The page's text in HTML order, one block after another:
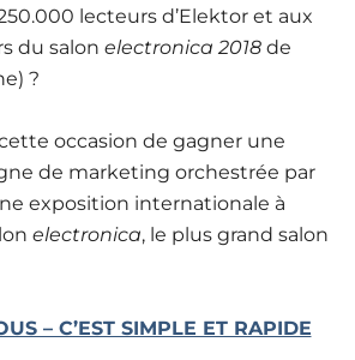
lecteurs d’Elektor et aux
du salon electronica 2018 de
?
occasion de gagner une
de marketing orchestrée par
exposition internationale à
electronica, le plus grand salon
– C’EST SIMPLE ET RAPIDE